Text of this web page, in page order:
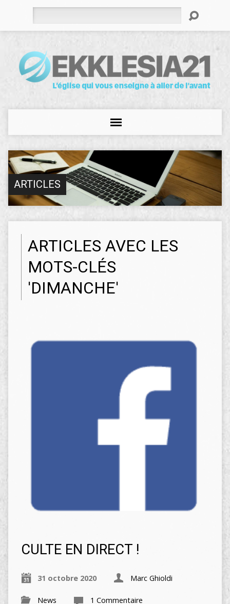
ARTICLES
ARTICLES AVEC LES
MOTS-CLÉS
'DIMANCHE'
CULTE EN DIRECT !
31 octobre 2020 Marc Ghioldi
News 1 Commentaire